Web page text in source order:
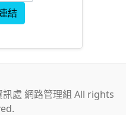
結
處 網路管理組 All rights